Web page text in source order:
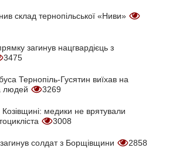
склад тернопільської «Ниви»
загинув нацгвардієць з
3475
Тернопіль-Гусятин виїхав на
людей
3269
медики не врятували
3008
солдат з Борщівщини 2858